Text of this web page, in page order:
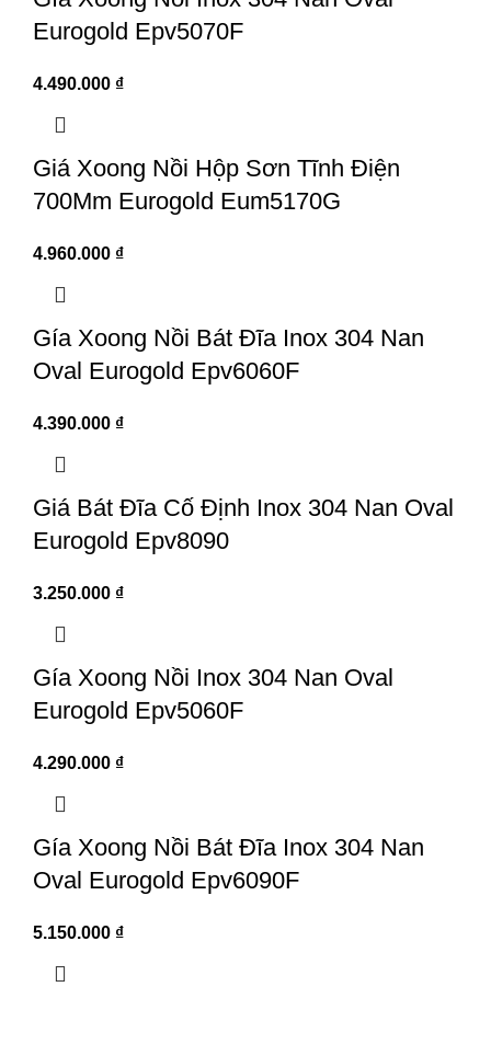
Eurogold Epv5070F
4.490.000 ₫
Giá Xoong Nồi Hộp Sơn Tĩnh Điện
700Mm Eurogold Eum5170G
4.960.000 ₫
Gía Xoong Nồi Bát Đĩa Inox 304 Nan
Oval Eurogold Epv6060F
4.390.000 ₫
Giá Bát Đĩa Cố Định Inox 304 Nan Oval
Eurogold Epv8090
3.250.000 ₫
Gía Xoong Nồi Inox 304 Nan Oval
Eurogold Epv5060F
4.290.000 ₫
Gía Xoong Nồi Bát Đĩa Inox 304 Nan
Oval Eurogold Epv6090F
5.150.000 ₫